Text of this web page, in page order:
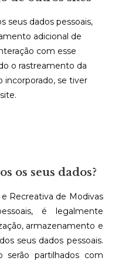
seus dados pessoais,
adicional de
com esse
o rastreamento da
incorporado, se tiver
os seus dados?
Recreativa de Modivas
é legalmente
armazenamento e
seus dados pessoais.
serão partilhados com